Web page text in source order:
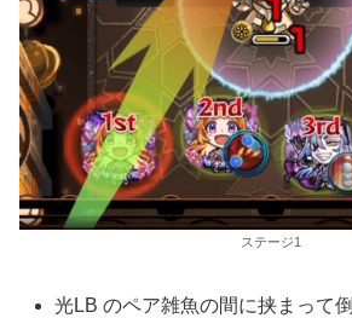
ステージ1
光LB のペア雑魚の間に挟まって倒